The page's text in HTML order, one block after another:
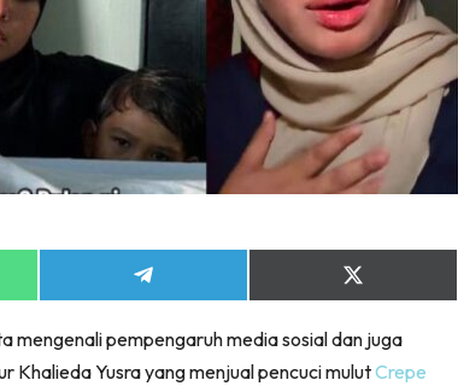
Share
on
Share
on
(Twitter)
mengenali pempengaruh media sosial dan juga
Khalieda Yusra yang menjual pencuci mulutCrepe